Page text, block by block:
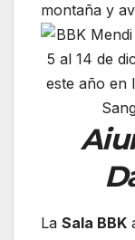
montaña y
La Sala BBK